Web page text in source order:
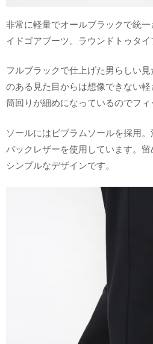
非常に軽量でオールブラックで統
イドゴアブーツ。ラウンドトゥタイ
フルブラックで仕上げた男らしい
のある見た目からは想像できない軽
筒回りが細めになっているのでフ
ソールにはビブラムソールを採用
バックレザーを使用しています。
シンプルなデザインです。